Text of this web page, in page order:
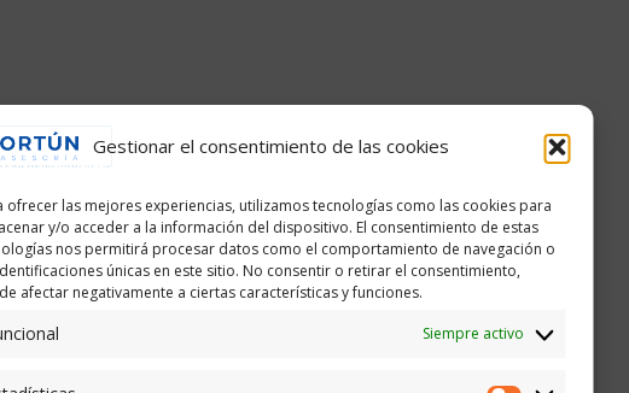
Gestionar el consentimiento de las cookies
ofrecer las mejores experiencias, utilizamos tecnologías como las cookies para
y/o acceder a la información del dispositivo. El consentimiento de estas
nos permitirá procesar datos como el comportamiento de navegación o
únicas en este sitio. No consentir o retirar el consentimiento,
afectar negativamente a ciertas características y funciones.
Siempre activo